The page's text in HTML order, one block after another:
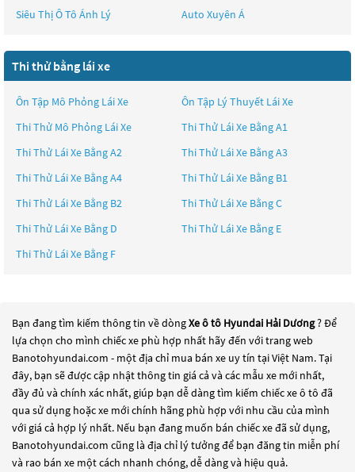
Siêu Thị Ô Tô Ánh Lý
Auto Xuyên Á
Thi thử bằng lái xe
Ôn Tập Mô Phỏng Lái Xe
Ôn Tập Lý Thuyết Lái Xe
Thi Thử Mô Phỏng Lái Xe
Thi Thử Lái Xe Bằng A1
Thi Thử Lái Xe Bằng A2
Thi Thử Lái Xe Bằng A3
Thi Thử Lái Xe Bằng A4
Thi Thử Lái Xe Bằng B1
Thi Thử Lái Xe Bằng B2
Thi Thử Lái Xe Bằng C
Thi Thử Lái Xe Bằng D
Thi Thử Lái Xe Bằng E
Thi Thử Lái Xe Bằng F
Bạn đang tìm kiếm thông tin về dòngXe ô tô Hyundai Hải Dương? Để
lựa chọn cho mình chiếc xe phù hợp nhất hãy đến với trang web
Banotohyundai.com - một địa chỉ mua bán xe uy tín tại Việt Nam. Tại
đây, bạn sẽ được cập nhật thông tin giá cả và các mẫu xe mới nhất,
đầy đủ và chính xác nhất, giúp bạn dễ dàng tìm kiếm chiếc xe ô tô đã
qua sử dụng hoặc xe mới chính hãng phù hợp với nhu cầu của mình
với giá cả hợp lý nhất. Nếu bạn đang muốn bán chiếc xe đã sử dụng,
Banotohyundai.com cũng là địa chỉ lý tưởng để bạn đăng tin miễn phí
và rao bán xe một cách nhanh chóng, dễ dàng và hiệu quả.